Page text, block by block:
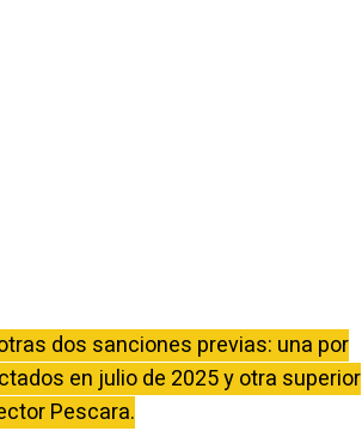
dos sanciones previas: una por
en julio de 2025 y otra superior
Pescara.